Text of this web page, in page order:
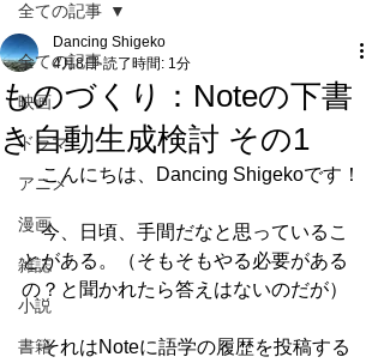
全ての記事
映画
ドラマ
アニメ
漫画
雑誌
小説
書籍
全ての記事
ものづくり：Noteの下書
き自動生成検討 その1
Dancing Shigeko
4月8日 読了時間: 1分
こんにちは、Dancing Shigekoです！
今、日頃、手間だなと思っているこ
とがある。（そもそもやる必要がある
の？と聞かれたら答えはないのだが）
それはNoteに語学の履歴を投稿する